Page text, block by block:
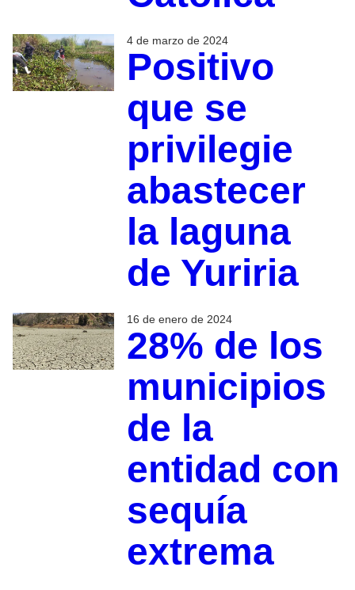
4 de marzo de 2024
Positivo
que se
privilegie
abastecer
la laguna
de Yuriria
16 de enero de 2024
28% de los
municipios
de la
entidad con
sequía
extrema